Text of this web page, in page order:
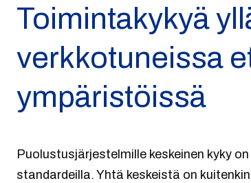
Toimintakykyä
verkkotuneissa
ympäristöissä
Puolustusjärjestelmille keskeinen kyky
standardeilla. Yhtä keskeistä on